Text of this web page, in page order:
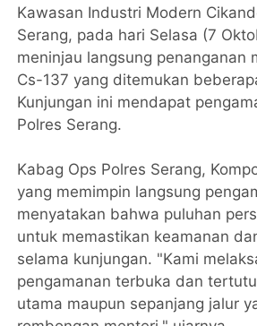
Kawasan Industri Modern
Serang, pada hari Selasa (7
meninjau langsung penanganan
Cs-137 yang ditemukan
Kunjungan ini mendapat
Polres Serang.
Kabag Ops Polres Serang,
yang memimpin langsung
menyatakan bahwa puluhan
untuk memastikan keamanan
selama kunjungan. "Kami
pengamanan terbuka dan
utama maupun sepanjang jalur